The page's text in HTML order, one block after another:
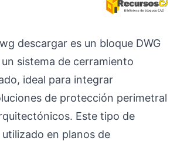
descargar es un bloque DWG
sistema de cerramiento
ideal para integrar
de protección perimetral
Este tipo de
en planos de